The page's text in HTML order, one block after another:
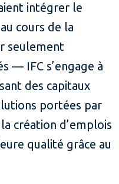
intégrer le
cours de la
seulement
— IFC s’engage à
des capitaux
portées par
création d’emplois
qualité grâce au